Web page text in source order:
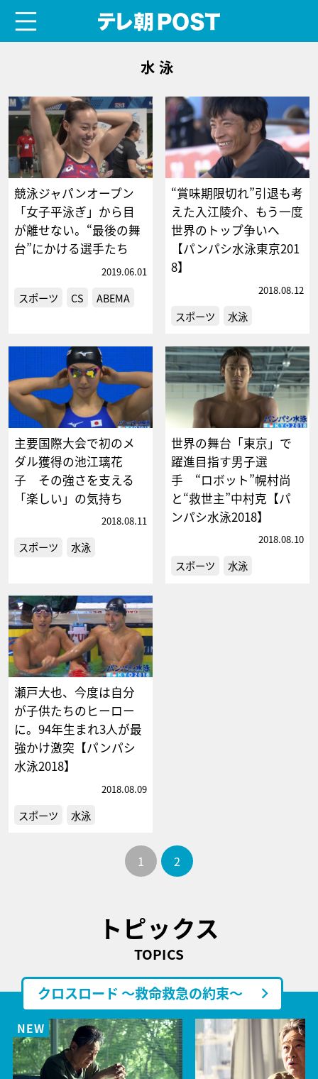
水泳
競泳ジャパンオープン
「女子平泳ぎ」から目
が離せない。“最後の舞
台”にかける選手たち
2019.06.01
スポーツ CS ABEMA
“賞味期限切れ”引退も考
えた入江陵介、もう一度
世界のトップ争いへ
【パンパシ水泳東京201
8】
2018.08.12
スポーツ 水泳
主要国際大会で初のメ
ダル獲得の池江璃花
子 その強さを支える
「楽しい」の気持ち
2018.08.11
スポーツ 水泳
世界の舞台「東京」で
躍進目指す男子選
手 “ロボット”幌村尚
と“救世主”中村克【パ
ンパシ水泳2018】
2018.08.10
スポーツ 水泳
瀬戸大也、今度は自分
が子供たちのヒーロー
に。94年生まれ3人が最
強かけ激突【パンパシ
水泳2018】
2018.08.09
スポーツ 水泳
1 2
トピックス
TOPICS
クロスロード ～救命救急の約束～